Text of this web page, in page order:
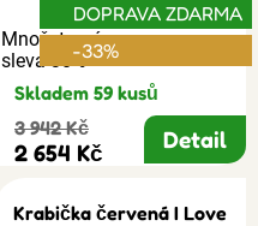
Množstevní
sleva 30%
DOPRAVA ZDARMA
-33%
Skladem 59 kusů
3 942 Kč
2 654 Kč Detail
Krabička červená I Love